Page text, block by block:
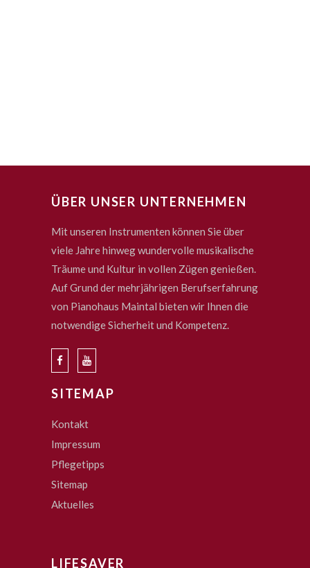
ÜBER UNSER UNTERNEHMEN
Mit unseren Instrumenten können Sie über
viele Jahre hinweg wundervolle musikalische
Träume und Kultur in vollen Zügen genießen.
Auf Grund der mehrjährigen Berufserfahrung
von Pianohaus Maintal bieten wir Ihnen die
notwendige Sicherheit und Kompetenz.
SITEMAP
Kontakt
Impressum
Pflegetipps
Sitemap
Aktuelles
LIFESAVER